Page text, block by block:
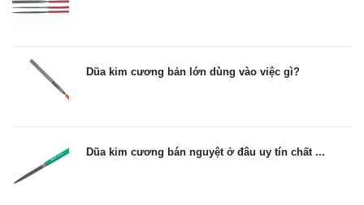
Dũa kim cương bản lớn dùng vào việc gì?
Dũa kim cương bán nguyệt ở đâu uy tín chất ...